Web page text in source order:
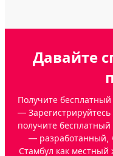
Давайте
Получите
—
получите
— разработанный,
Стамбул как